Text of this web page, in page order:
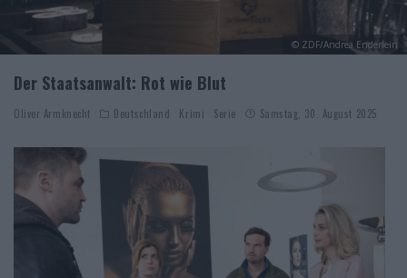
© ZDF/Andrea Enderlein
Der Staatsanwalt: Rot wie Blut
Oliver Armknecht Deutschland Krimi Serie Samstag, 30. August 2025